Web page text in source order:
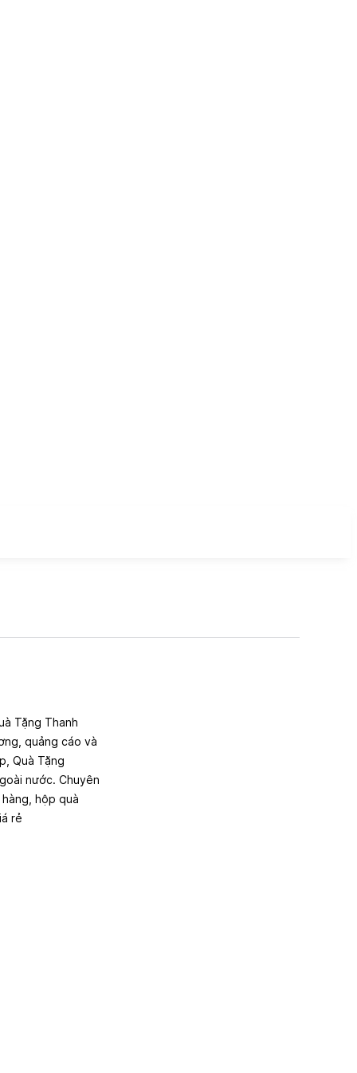
Tặng Thanh
quảng cáo và
Quà Tặng
nước. Chuyên
hộp quà
rẻ